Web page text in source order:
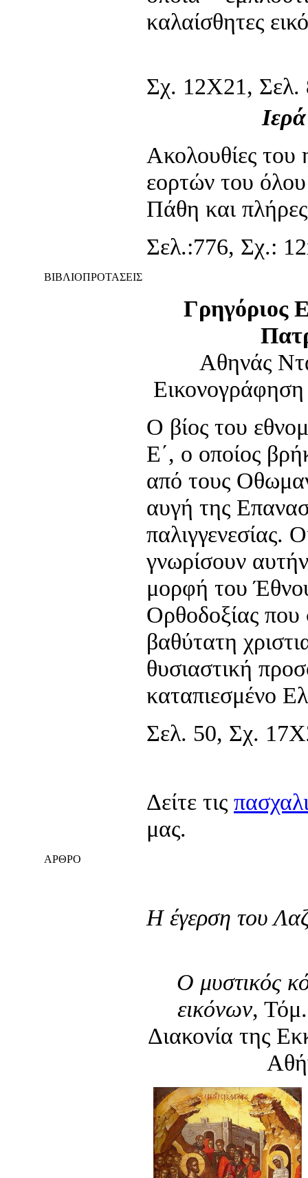
καλαίσθητες
Σχ. 12Χ21, Σελ.
Ακολουθίες του
εορτών του
Πάθη και
Σελ.:776, Σχ.:
ΒΙΒΛΙΟΠΡΟΤΑΣΕΙΣ
Γρηγόριος
Αθηνάς
Ο βίος του
Ε΄, ο οποίος
από τους
αυγή της
παλιγγενεσίας.
γνωρίσουν
μορφή του
Ορθοδοξίας που
βαθύτατη
θυσιαστική
καταπιεσμένο
Σελ. 50, Σχ.
Δείτε τις
μας.
ΑΡΘΡΟ
Η έγερση του
Ο μυστικός
εικόνων,
Διακονία της